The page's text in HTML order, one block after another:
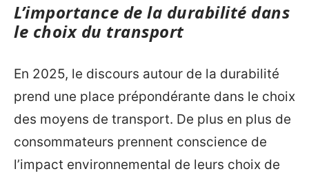
L’importance de la durabilité dans
le choix du transport
En 2025, le discours autour de la durabilité
prend une place prépondérante dans le choix
des moyens de transport. De plus en plus de
consommateurs prennent conscience de
l’impact environnemental de leurs choix de